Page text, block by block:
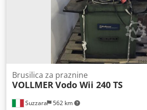
Suzzara 562 km
Brusilica za praznine
VOLLMER Vodo Wii 240 TS